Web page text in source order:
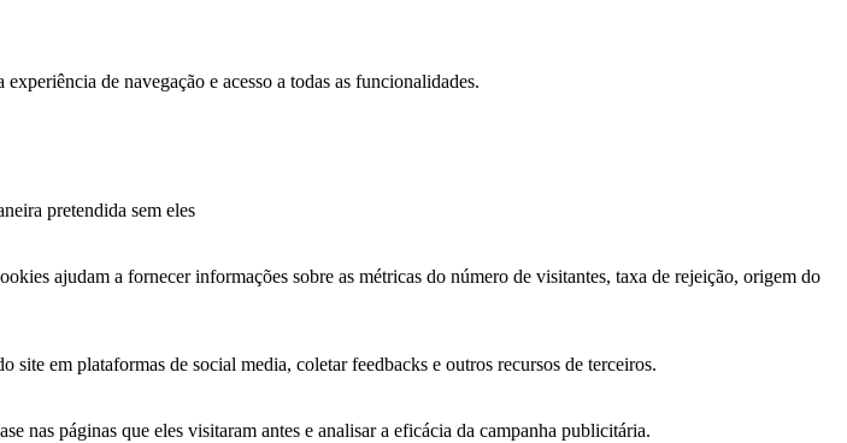
de navegação e acesso a todas as funcionalidades.
pretendida sem eles
ajudam a fornecer informações sobre as métricas do número de visitantes, taxa de rejeição, origem do
em plataformas de social media, coletar feedbacks e outros recursos de terceiros.
nas páginas que eles visitaram antes e analisar a eficácia da campanha publicitária.